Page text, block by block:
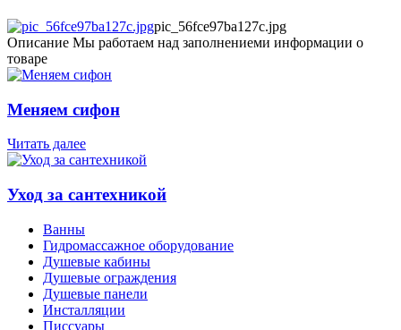
pic_56fce97ba127c.jpg
Описание Мы работаем над заполнениеми информации о
товаре
Меняем сифон
Читать далее
Уход за сантехникой
Ванны
Гидромассажное оборудование
Душевые кабины
Душевые ограждения
Душевые панели
Инсталляции
Писсуары